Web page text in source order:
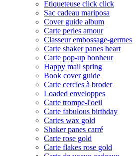
Etiqueteuse click click
Sac cadeau mariposa
Cover guide album
Carte perles amour
Classeur embossage-germes
Carte shaker panes heart
Carte pop-up bonheur
Happy mail spring
Book cover guide
Carte cercles à broder
Loaded enveloppes
Carte trompe-l'oeil
Carte fabulous birthday
Cartes wax gold
Shaker panes carré
Carte rose gold
Carte flakes rose gold